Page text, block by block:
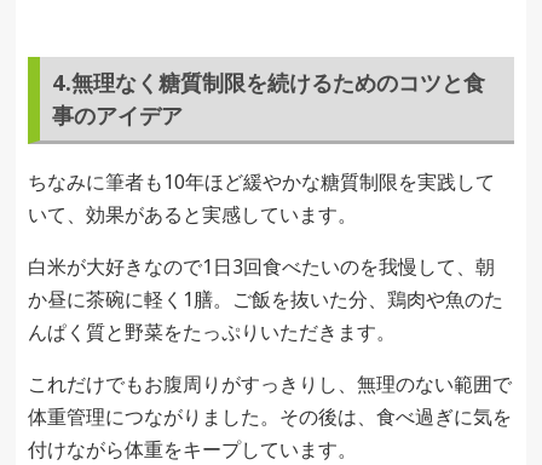
4.無理なく糖質制限を続けるためのコツと食
事のアイデア
ちなみに筆者も10年ほど緩やかな糖質制限を実践して
いて、効果があると実感しています。
白米が大好きなので1日3回食べたいのを我慢して、朝
か昼に茶碗に軽く1膳。ご飯を抜いた分、鶏肉や魚のた
んぱく質と野菜をたっぷりいただきます。
これだけでもお腹周りがすっきりし、無理のない範囲で
体重管理につながりました。その後は、食べ過ぎに気を
付けながら体重をキープしています。